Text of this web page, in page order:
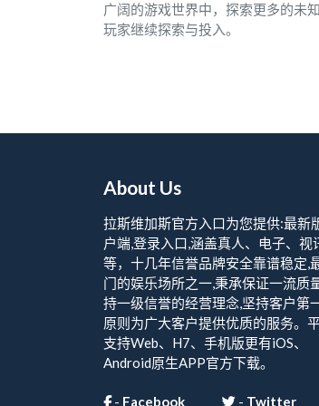
广阔的游戏世界中，探索更多的未
玩家继续探索与投入。
About Us
拉斯维加斯官方入口为您提供:最新
户端,登录入口,涵盖真人、电子、视
等，十几年信誉品牌安全靠谱稳定,
门的娱乐场所之一,秉承保证一流质
持一级信誉的经营理念,坚持客户第
原则为广大客户提供优质的服务。
支持Web、H7、手机版更有iOS、
Android原生APP官方下载。
- Facebook - Twitter